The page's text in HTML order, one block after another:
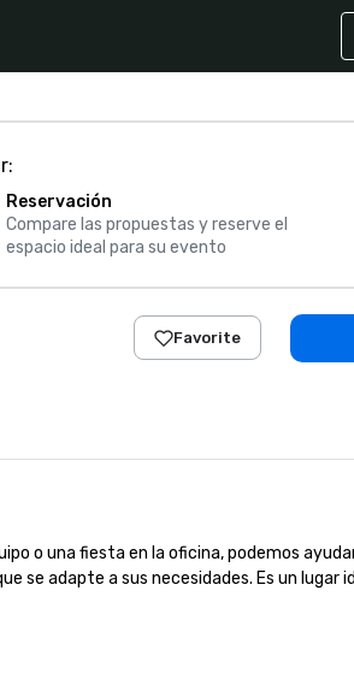
Reservación
Compare las propuestas y reserve el
espacio ideal para su evento
Favorite
o una fiesta en la oficina, podemos
se adapte a sus necesidades. Es un